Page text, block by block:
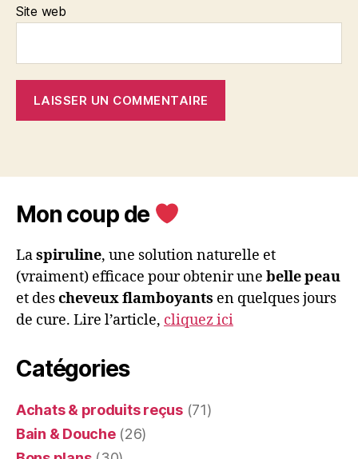
Site web
Mon coup de
Laspiruline, une solution naturelle et
(vraiment) efficace pour obtenir une belle peau
et descheveux flamboyants en quelques jours
de cure. Lire l’article, cliquez ici
Catégories
Achats & produits reçus(71)
Bain & Douche(26)